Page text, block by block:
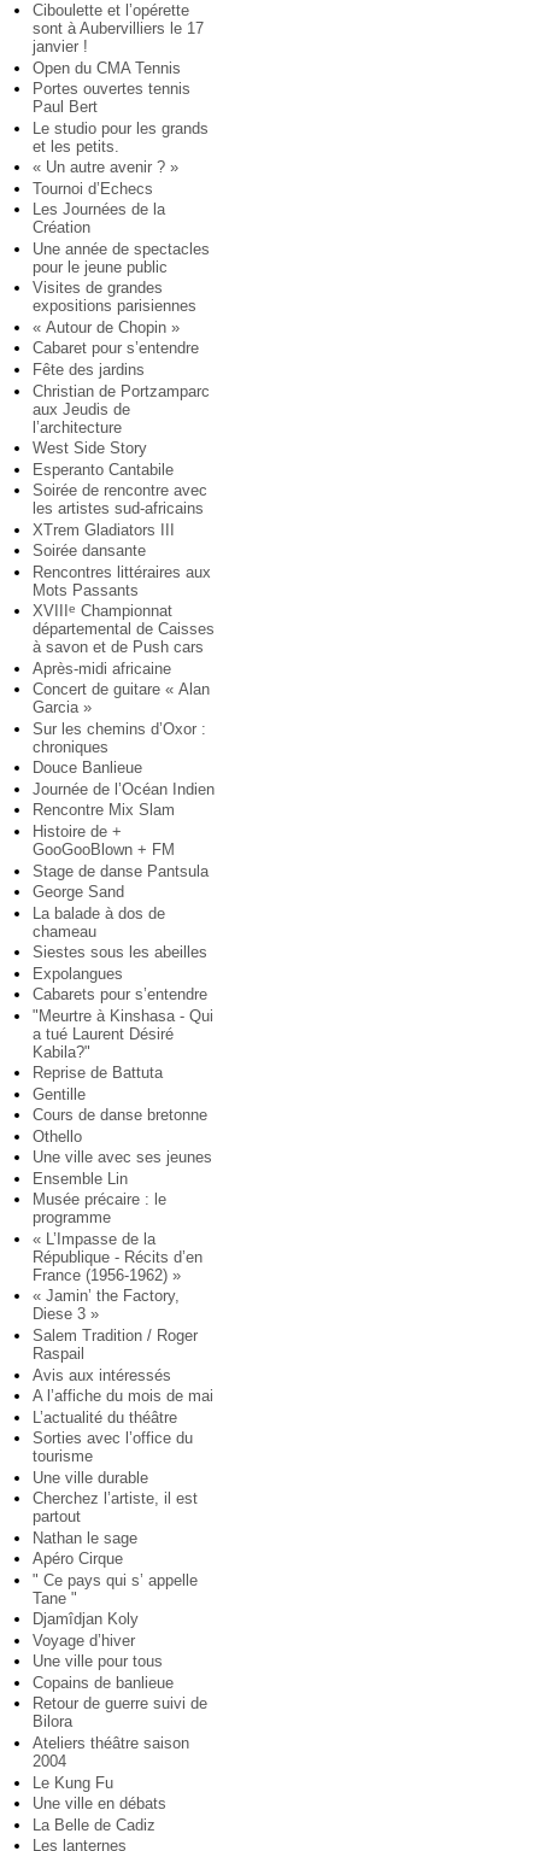
Ciboulette et l’opérette
sont à Aubervilliers le 17
janvier !
Open du CMA Tennis
Portes ouvertes tennis
Paul Bert
Le studio pour les grands
et les petits.
« Un autre avenir ? »
Tournoi d’Echecs
Les Journées de la
Création
Une année de spectacles
pour le jeune public
Visites de grandes
expositions parisiennes
« Autour de Chopin »
Cabaret pour s’entendre
Fête des jardins
Christian de Portzamparc
aux Jeudis de
l’architecture
West Side Story
Esperanto Cantabile
Soirée de rencontre avec
les artistes sud-africains
XTrem Gladiators III
Soirée dansante
Rencontres littéraires aux
Mots Passants
XVIII
e Championnat
départemental de Caisses
à savon et de Push cars
Après-midi africaine
Concert de guitare « Alan
Garcia »
Sur les chemins d’Oxor :
chroniques
Douce Banlieue
Journée de l’Océan Indien
Rencontre Mix Slam
Histoire de +
GooGooBlown + FM
Stage de danse Pantsula
George Sand
La balade à dos de
chameau
Siestes sous les abeilles
Expolangues
Cabarets pour s’entendre
"Meurtre à Kinshasa - Qui
a tué Laurent Désiré
Kabila?"
Reprise de Battuta
Gentille
Cours de danse bretonne
Othello
Une ville avec ses jeunes
Ensemble Lin
Musée précaire : le
programme
« L’Impasse de la
République - Récits d’en
France (1956-1962) »
« Jamin’ the Factory,
Diese 3 »
Salem Tradition / Roger
Raspail
Avis aux intéressés
A l’affiche du mois de mai
L’actualité du théâtre
Sorties avec l’office du
tourisme
Une ville durable
Cherchez l’artiste, il est
partout
Nathan le sage
Apéro Cirque
" Ce pays qui s’ appelle
Tane "
Djamîdjan Koly
Voyage d’hiver
Une ville pour tous
Copains de banlieue
Retour de guerre suivi de
Bilora
Ateliers théâtre saison
2004
Le Kung Fu
Une ville en débats
La Belle de Cadiz
Les lanternes